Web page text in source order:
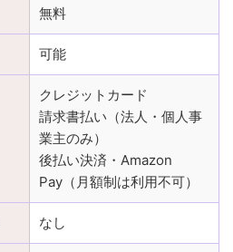
無料
可能
クレジットカード
請求書払い（法人・個人事
業主のみ）
後払い決済・Amazon
Pay（月額制は利用不可）
なし